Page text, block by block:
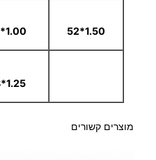
1.50*52
1.00*18
1.25*18
מוצרים קשורים